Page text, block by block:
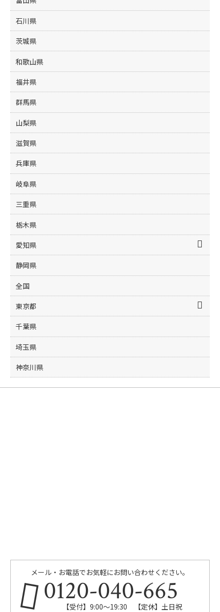
石川県
茨城県
和歌山県
福井県
群馬県
山梨県
滋賀県
兵庫県
岐阜県
三重県
栃木県
愛知県
静岡県
全国
東京都
千葉県
埼玉県
神奈川県
メール・お電話でお気軽にお問い合わせください。
0120-040-665
【受付】9:00～19:30 【定休】土日祝